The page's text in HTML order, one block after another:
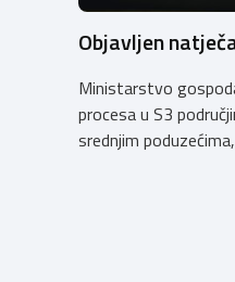
Objavljen
Ministarstvo
procesa u S3
srednjim